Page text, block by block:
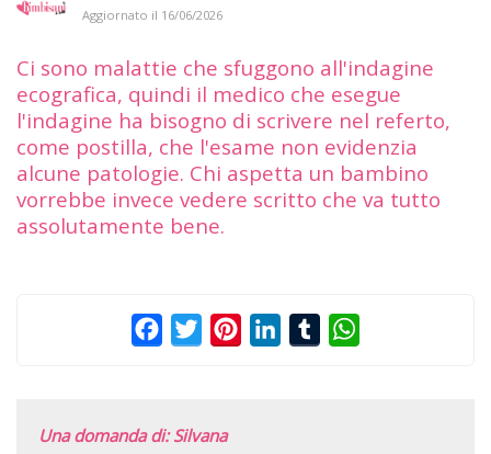
Aggiornato il 16/06/2026
Ci sono malattie che sfuggono all'indagine
ecografica, quindi il medico che esegue
l'indagine ha bisogno di scrivere nel referto,
come postilla, che l'esame non evidenzia
alcune patologie. Chi aspetta un bambino
vorrebbe invece vedere scritto che va tutto
assolutamente bene.
FacebookTwitterPinterestLinkedInTumblr
Una domanda di: Silvana